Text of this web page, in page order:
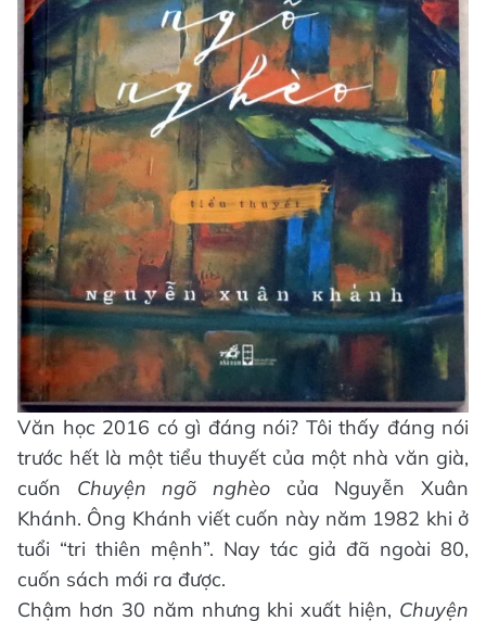
Văn học 2016 có gì đáng nói? Tôi thấy đáng nói
trước hết là một tiểu thuyết của một nhà văn già,
cuốn Chuyện ngõ nghèo của Nguyễn Xuân
Khánh. Ông Khánh viết cuốn này năm 1982 khi ở
tuổi “tri thiên mệnh”. Nay tác giả đã ngoài 80,
cuốn sách mới ra được.
Chậm hơn 30 năm nhưng khi xuất hiện, Chuyện